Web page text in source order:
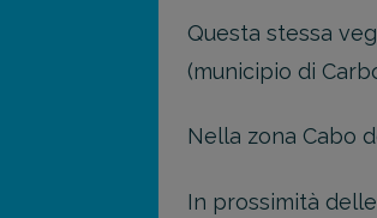
Questa stessa
(municipio di
Nella zona Cabo
In prossimità